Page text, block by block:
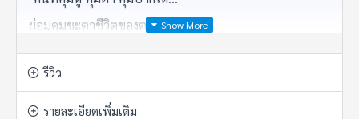
ย่อมคุมชะตาชีวิตของตนเองได้"
• ฤาษีปริศนาธรรม 3 องค์
ปิดหู, ปิดตา, ปิดปาก
รีวิว
รายละเอียดเพิ่มเติม